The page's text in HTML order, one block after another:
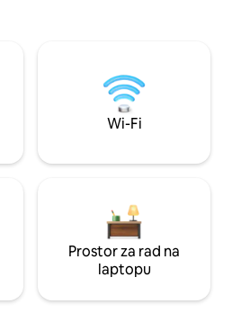
Wi-Fi
Prostor za rad na
laptopu